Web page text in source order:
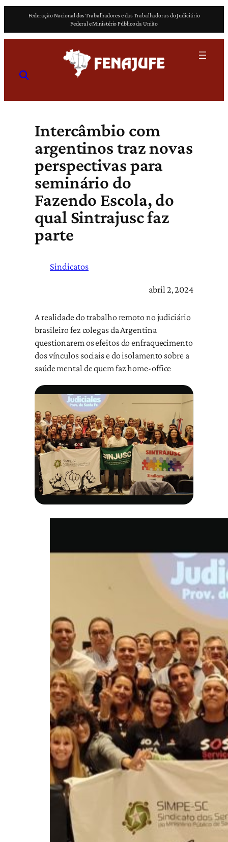
o
Federação Nacional dos Trabalhadores e das Trabalhadoras do Judiciário
Federal e Ministério Público da União
Intercâmbio com
argentinos traz novas
perspectivas para
seminário do
Fazendo Escola, do
qual Sintrajusc faz
parte
Sindicatos
abril 2, 2024
A realidade do trabalho remoto no judiciário
brasileiro fez colegas da Argentina
questionarem os efeitos do enfraquecimento
dos vínculos sociais e do isolamento sobre a
saúde mental de quem faz home-office